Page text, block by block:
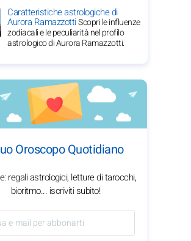
Caratteristiche astrologiche di
Aurora RamazzottiScopri le influenze
zodiacali e le peculiarità nel profilo
astrologico di Aurora Ramazzotti.
Oroscopo Quotidiano
regali astrologici, letture di tarocchi,
bioritmo... iscriviti subito!